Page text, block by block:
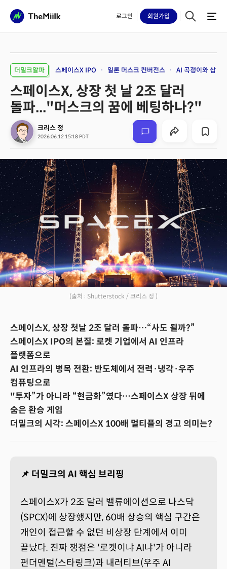
로그인 회원가입
더밀크알파 스페이스X IPO 일론 머스크 컨버전스 AI 곡괭이와 삽
스페이스X, 상장 첫 날 2조 달러
돌파..."머스크의 꿈에 베팅하나?"
크리스 정
2026.06.12 15:18 PDT
(출처 : Shutterstock / 크리스 정 )
스페이스X, 상장 첫날 2조 달러 돌파…“사도 될까?”
스페이스X IPO의 본질: 로켓 기업에서 AI 인프라
플랫폼으로
AI 인프라의 병목 전환: 반도체에서 전력·냉각·우주
컴퓨팅으로
"투자”가 아니라 “현금화”였다…스페이스X 상장 뒤에
숨은 환승 게임
더밀크의 시각: 스페이스X 100배 멀티플의 경고 의미는?
📌 더밀크의 AI 핵심 브리핑
스페이스X가 2조 달러 밸류에이션으로 나스닥
(SPCX)에 상장했지만, 60배 상승의 핵심 구간은
개인이 접근할 수 없던 비상장 단계에서 이미
끝났다. 진짜 쟁점은 '로켓이냐 AI냐'가 아니라
펀더멘털(스타링크)과 내러티브(우주 AI